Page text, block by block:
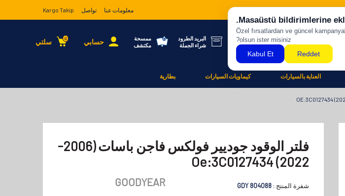
معلومات عنا تواصل Kargo Takip
البريد الطرود
شراء الجملة
ممسحة
مكتشف
حسابي 0 سلتي
العناية بالسيارات كيماويات السيارات بطارية
فلتر الوقود جوديير فولكس فاجن باسات (2006-
2022) Oe:3C0127434
شفرة المنتج : GDY 804088
GOODYEAR